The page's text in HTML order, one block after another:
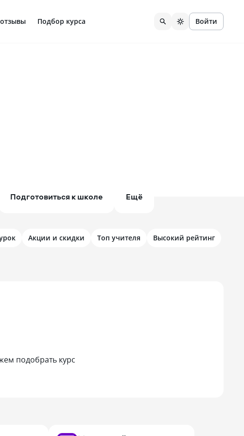
Подбор курса Войти
Подготовиться к школе Ещё
Акции и скидки Топ учителя
Высокий рейтинг
подобрать курс